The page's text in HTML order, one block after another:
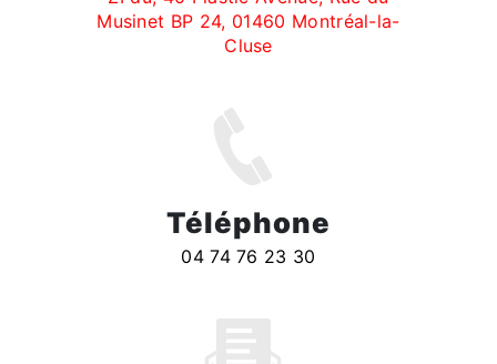
Musinet BP 24, 01460 Montréal-la-
Cluse
Téléphone
04 74 76 23 30